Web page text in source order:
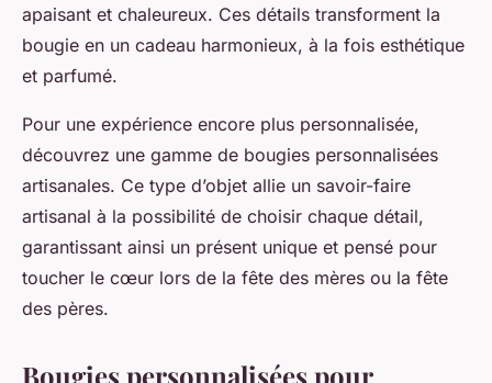
apaisant et chaleureux. Ces détails transforment la
bougie en un cadeau harmonieux, à la fois esthétique
et parfumé.
Pour une expérience encore plus personnalisée,
découvrez une gamme de bougies personnalisées
artisanales. Ce type d’objet allie un savoir-faire
artisanal à la possibilité de choisir chaque détail,
garantissant ainsi un présent unique et pensé pour
toucher le cœur lors de la fête des mères ou la fête
des pères.
Bougies personnalisées pour